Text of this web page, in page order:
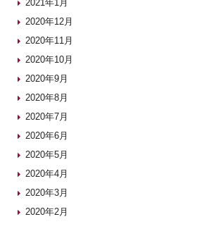
2021年1月
2020年12月
2020年11月
2020年10月
2020年9月
2020年8月
2020年7月
2020年6月
2020年5月
2020年4月
2020年3月
2020年2月